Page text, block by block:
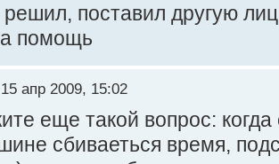
поставил другую
помощь
апр 2009, 15:02
еще такой вопрос:
сбиваеться время,